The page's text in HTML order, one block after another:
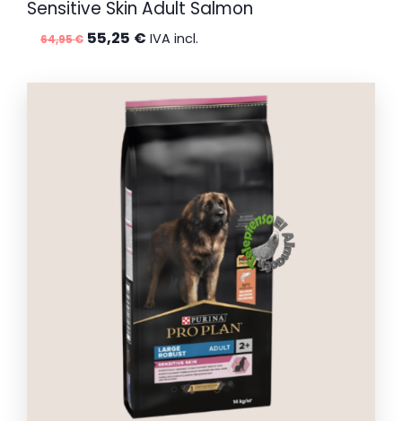
Sensitive Skin Adult Salmon
64,95€ El
original
64,95 €.
55,25 € El
actual
es:
55,25 €.
IVA incl.